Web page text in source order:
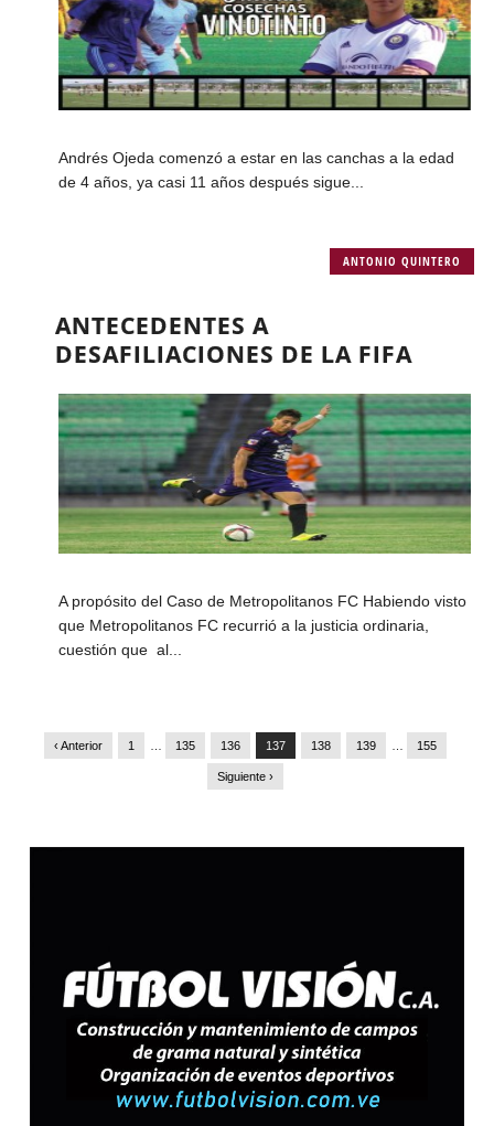
Andrés Ojeda comenzó a estar en las canchas a la edad
de 4 años, ya casi 11 años después sigue...
ANTONIO QUINTERO
ANTECEDENTES A
DESAFILIACIONES DE LA FIFA
A propósito del Caso de Metropolitanos FC Habiendo visto
que Metropolitanos FC recurrió a la justicia ordinaria,
cuestión que al...
‹ Anterior 1 135 136 137 138 139 155
Siguiente ›